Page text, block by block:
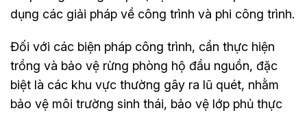
dụng các giải pháp về công trình và phi công trình.
Đối với các biện pháp công trình, cần thực hiện
trồng và bảo vệ rừng phòng hộ đầu nguồn, đặc
biệt là các khu vực thường gây ra lũ quét, nhằm
bảo vệ môi trường sinh thái, bảo vệ lớp phủ thực